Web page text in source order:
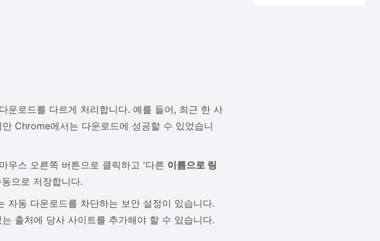
운로드를 다르게 처리합니다. 예를 들어, 최근 한 사
Chrome에서는 다운로드에 성공할 수 있었습니
우스 오른쪽 버튼으로 클릭하고 '다른 이름으로 링
으로 저장합니다.
자동 다운로드를 차단하는 보안 설정이 있습니다.
출처에 당사 사이트를 추가해야 할 수 있습니다.